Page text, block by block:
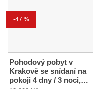
-47 %
Pohodový pobyt v
Krakově se snídaní na
pokoji 4 dny / 3 noci,…